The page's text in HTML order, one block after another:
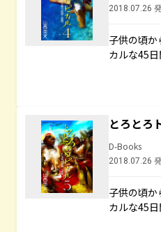
2018.07.26
子供の頃
カルな45日
とろと
D-Books
2018.07.26
子供の頃
カルな45日